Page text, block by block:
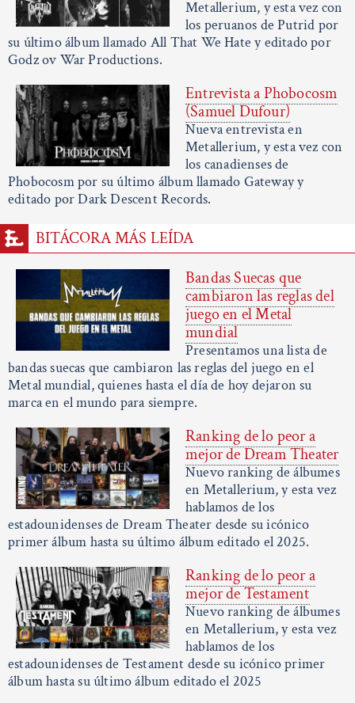
Metallerium, y esta vez con
los peruanos de Putrid por
su último álbum llamado All That We Hate y editado por
Godz ov War Productions.
Entrevista a Phobocosm
(Samuel Dufour)
Nueva entrevista en
Metallerium, y esta vez con
los canadienses de
Phobocosm por su último álbum llamado Gateway y
editado por Dark Descent Records.
BITÁCORA MÁS LEÍDA
Bandas Suecas que
cambiaron las reglas del
juego en el Metal
mundial
Presentamos una lista de
bandas suecas que cambiaron las reglas del juego en el
Metal mundial, quienes hasta el día de hoy dejaron su
marca en el mundo para siempre.
Ranking de lo peor a
mejor de Dream Theater
Nuevo ranking de álbumes
en Metallerium, y esta vez
hablamos de los
estadounidenses de Dream Theater desde su icónico
primer álbum hasta su último álbum editado el 2025.
Ranking de lo peor a
mejor de Testament
Nuevo ranking de álbumes
en Metallerium, y esta vez
hablamos de los
estadounidenses de Testament desde su icónico primer
álbum hasta su último álbum editado el 2025